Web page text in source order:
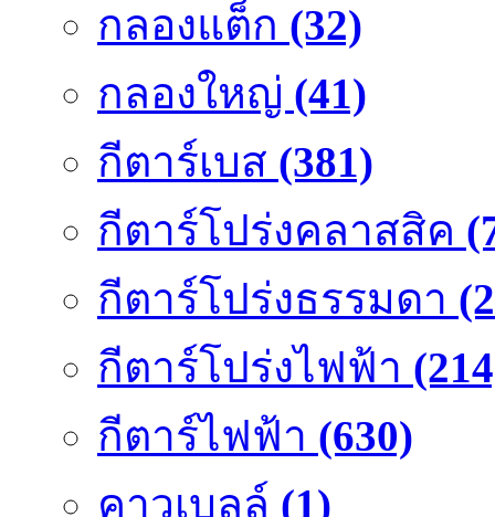
กลองแต็ก (32)
กลองใหญ่ (41)
กีตาร์เบส (381)
กีตาร์โปร่งคลาสสิค
กีตาร์โปร่งธรรมดา
กีตาร์โปร่งไฟฟ้า
กีตาร์ไฟฟ้า (630)
คาวเบลล์ (1)